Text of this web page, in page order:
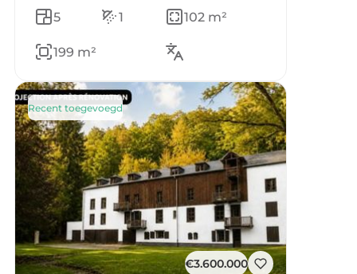
5 1 102 m²
199 m²
Recent toegevoegd
€3.600.000